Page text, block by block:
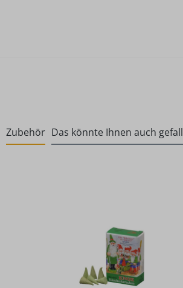
Zubehör Das könnte Ihnen auch